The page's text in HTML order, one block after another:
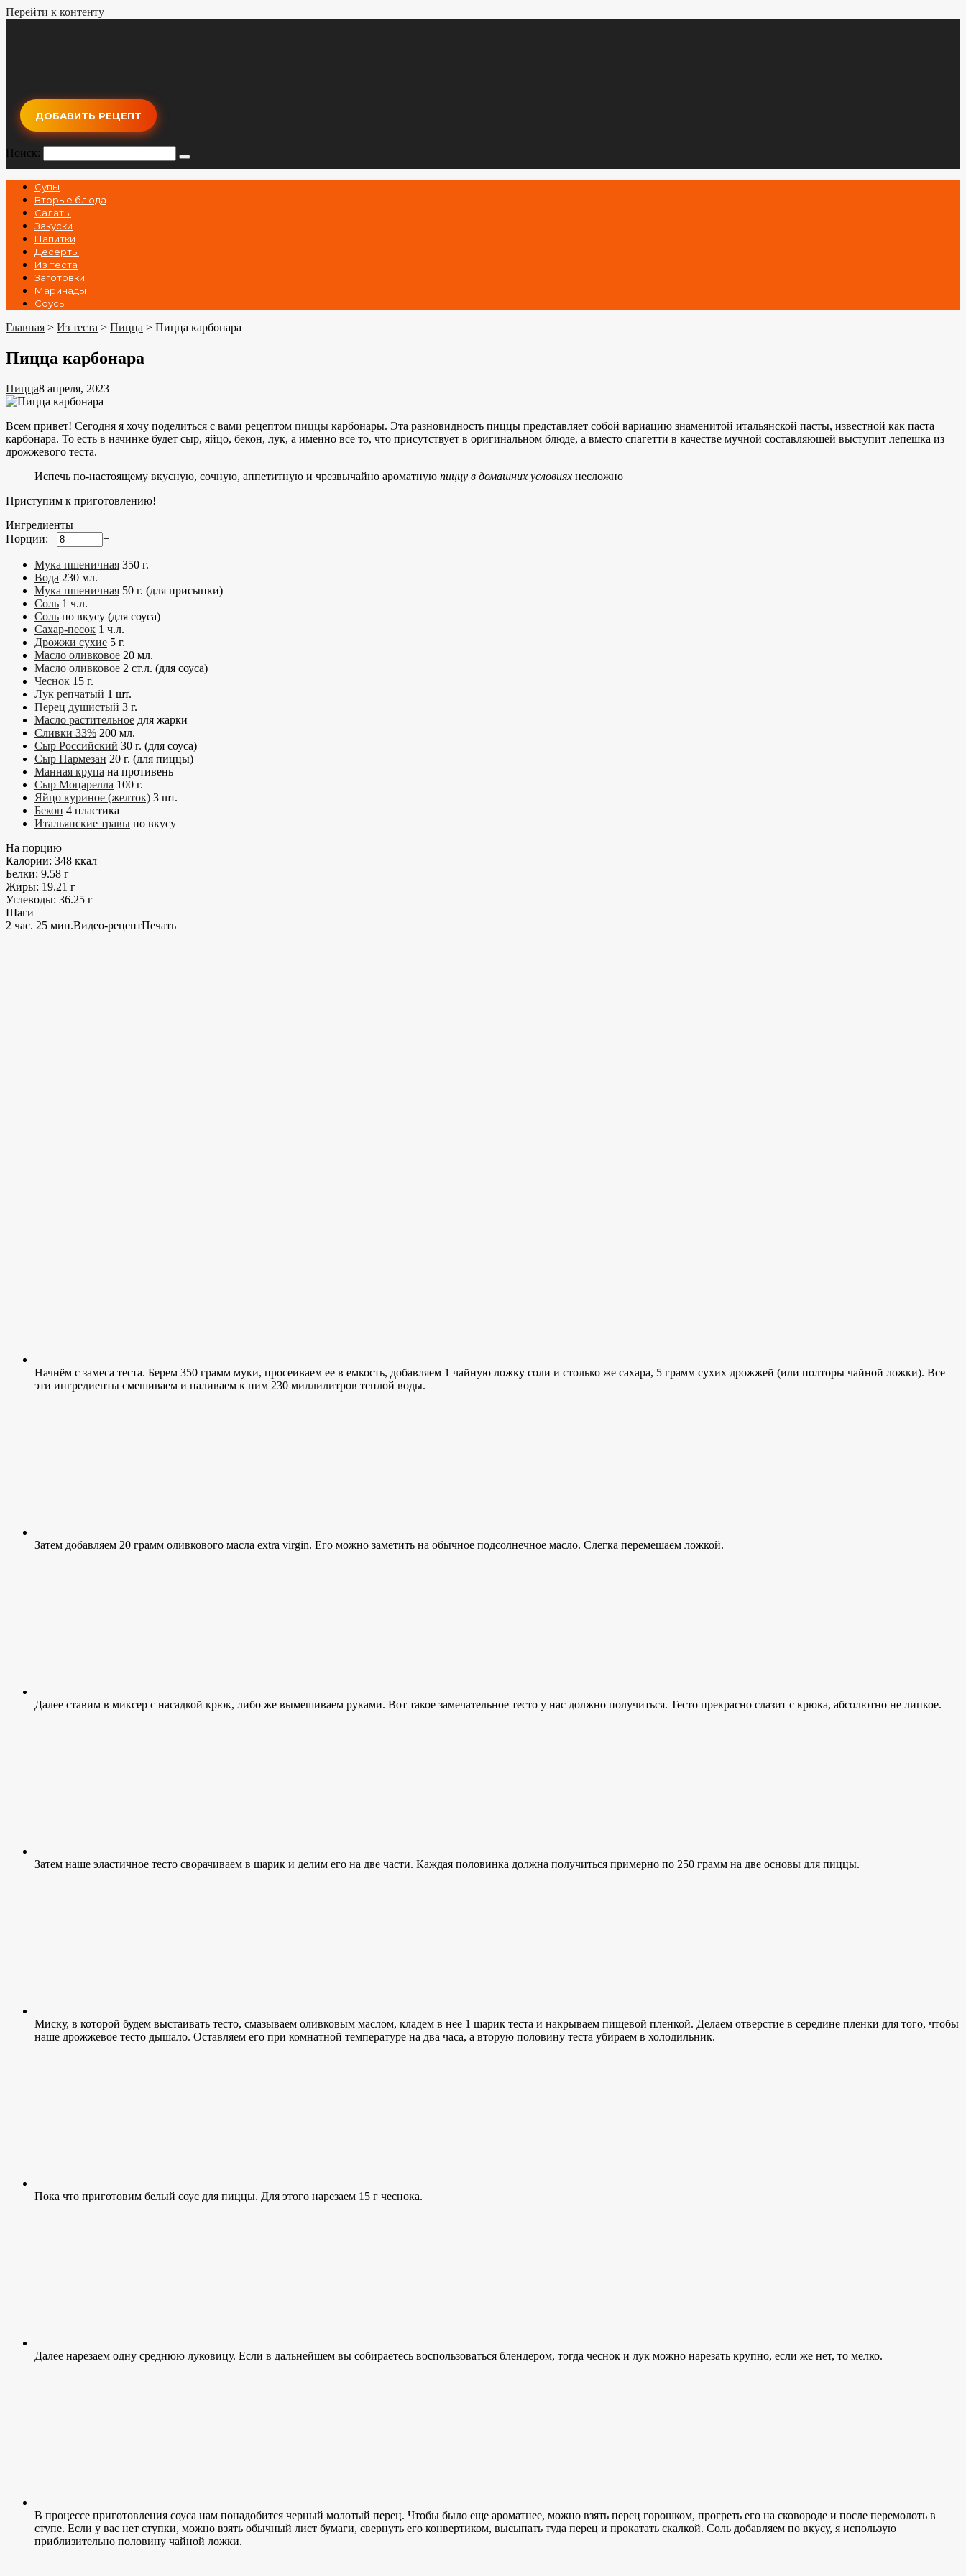
Перейти к контенту
ДОБАВИТЬ РЕЦЕПТ
Поиск:
Супы
Вторые блюда
Салаты
Закуски
Напитки
Десерты
Из теста
Заготовки
Маринады
Соусы
Главная > Из теста > Пицца > Пицца карбонара
Пицца карбонара
Пицца8 апреля, 2023
Всем привет! Сегодня я хочу поделиться с вами рецептом пиццы карбонары. Эта разновидность пиццы представляет собой вариацию знаменитой итальянской пасты, известной как паста
карбонара. То есть в начинке будет сыр, яйцо, бекон, лук, а именно все то, что присутствует в оригинальном блюде, а вместо спагетти в качестве мучной составляющей выступит лепешка из
дрожжевого теста.
Испечь по-настоящему вкусную, сочную, аппетитную и чрезвычайно ароматную пиццу в домашних условиях несложно
Приступим к приготовлению!
Ингредиенты
Порции: – +
Мука пшеничная 350 г.
Вода 230 мл.
Мука пшеничная 50 г. (для присыпки)
Соль 1 ч.л.
Соль по вкусу (для соуса)
Сахар-песок 1 ч.л.
Дрожжи сухие 5 г.
Масло оливковое 20 мл.
Масло оливковое 2 ст.л. (для соуса)
Чеснок 15 г.
Лук репчатый 1 шт.
Перец душистый 3 г.
Масло растительное для жарки
Сливки 33% 200 мл.
Сыр Российский 30 г. (для соуса)
Сыр Пармезан 20 г. (для пиццы)
Манная крупа на противень
Сыр Моцарелла 100 г.
Яйцо куриное (желток) 3 шт.
Бекон 4 пластика
Итальянские травы по вкусу
На порцию
Калории: 348 ккал
Белки: 9.58 г
Жиры: 19.21 г
Углеводы: 36.25 г
Шаги
2 час. 25 мин.Видео-рецептПечать
Начнём с замеса теста. Берем 350 грамм муки, просеиваем ее в емкость, добавляем 1 чайную ложку соли и столько же сахара, 5 грамм сухих дрожжей (или полторы чайной ложки). Все
эти ингредиенты смешиваем и наливаем к ним 230 миллилитров теплой воды.
Затем добавляем 20 грамм оливкового масла extra virgin. Его можно заметить на обычное подсолнечное масло. Слегка перемешаем ложкой.
Далее ставим в миксер с насадкой крюк, либо же вымешиваем руками. Вот такое замечательное тесто у нас должно получиться. Тесто прекрасно слазит с крюка, абсолютно не липкое.
Затем наше эластичное тесто сворачиваем в шарик и делим его на две части. Каждая половинка должна получиться примерно по 250 грамм на две основы для пиццы.
Миску, в которой будем выстаивать тесто, смазываем оливковым маслом, кладем в нее 1 шарик теста и накрываем пищевой пленкой. Делаем отверстие в середине пленки для того, чтобы
наше дрожжевое тесто дышало. Оставляем его при комнатной температуре на два часа, а вторую половину теста убираем в холодильник.
Пока что приготовим белый соус для пиццы. Для этого нарезаем 15 г чеснока.
Далее нарезаем одну среднюю луковицу. Если в дальнейшем вы собираетесь воспользоваться блендером, тогда чеснок и лук можно нарезать крупно, если же нет, то мелко.
В процессе приготовления соуса нам понадобится черный молотый перец. Чтобы было еще ароматнее, можно взять перец горошком, прогреть его на сковороде и после перемолоть в
ступе. Если у вас нет ступки, можно взять обычный лист бумаги, свернуть его конвертиком, высыпать туда перец и прокатать скалкой. Соль добавляем по вкусу, я использую
приблизительно половину чайной ложки.